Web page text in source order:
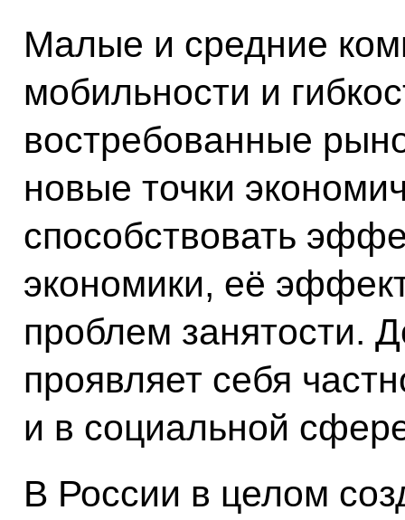
Малые и средние
мобильности и
востребованные
новые точки
способствовать
экономики, её
проблем занятости.
проявляет себя
и в социальной
В России в целом